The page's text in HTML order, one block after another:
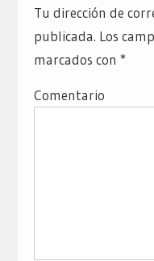
Tu dirección de
publicada. Los
marcados con *
Comentario